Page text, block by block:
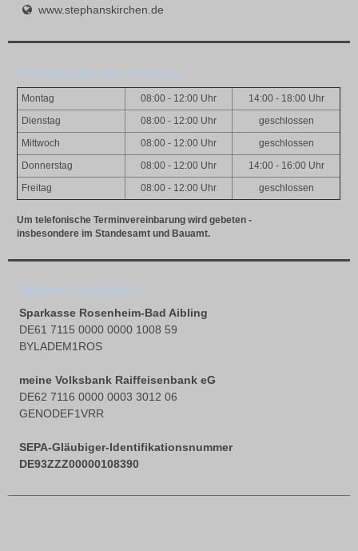
www.stephanskirchen.de
Öffnungszeiten des Rathauses
Montag 08:00 - 12:00 Uhr 14:00 - 18:00 Uhr
Dienstag 08:00 - 12:00 Uhr geschlossen
Mittwoch 08:00 - 12:00 Uhr geschlossen
Donnerstag 08:00 - 12:00 Uhr 14:00 - 16:00 Uhr
Freitag 08:00 - 12:00 Uhr geschlossen
Um telefonische Terminvereinbarung wird gebeten -
insbesondere im Standesamt und Bauamt.
Bankverbindungen:
Sparkasse Rosenheim-Bad Aibling
DE61 7115 0000 0000 1008 59
BYLADEM1ROS
meine Volksbank Raiffeisenbank eG
DE62 7116 0000 0003 3012 06
GENODEF1VRR
SEPA-Gläubiger-Identifikationsnummer
DE93ZZZ00000108390